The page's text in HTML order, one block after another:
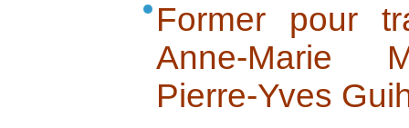
Former pour
Anne-Marie
Pierre-Yves